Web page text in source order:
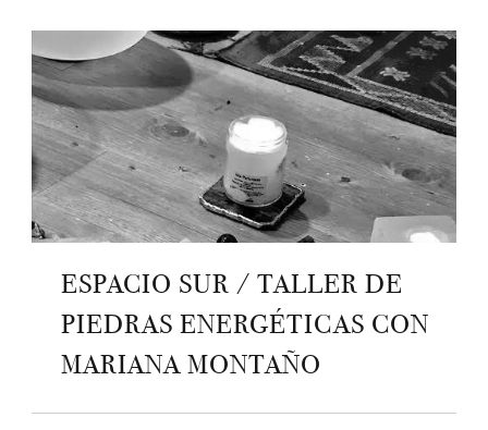
ESPACIO SUR / TALLER DE
PIEDRAS ENERGÉTICAS CON
MARIANA MONTAÑO